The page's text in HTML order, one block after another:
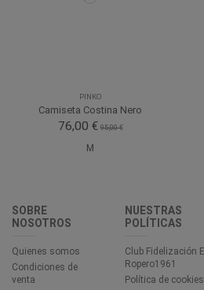
PINKO
Camiseta Costina Nero
76,00 € 95,00 €
M
SOBRE
NOSOTROS
Quienes somos
Condiciones de
venta
NUESTRAS
POLÍTICAS
Club Fidelización El
Ropero1961
Política de cookies